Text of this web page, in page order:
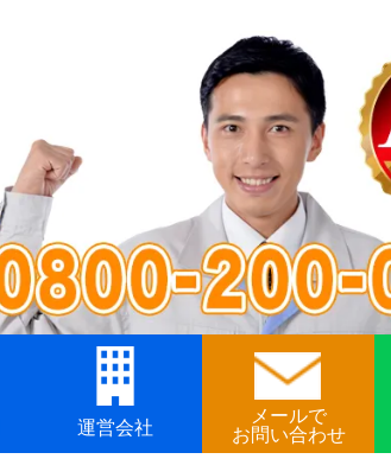
運営会社 メールで
お問い合わせ